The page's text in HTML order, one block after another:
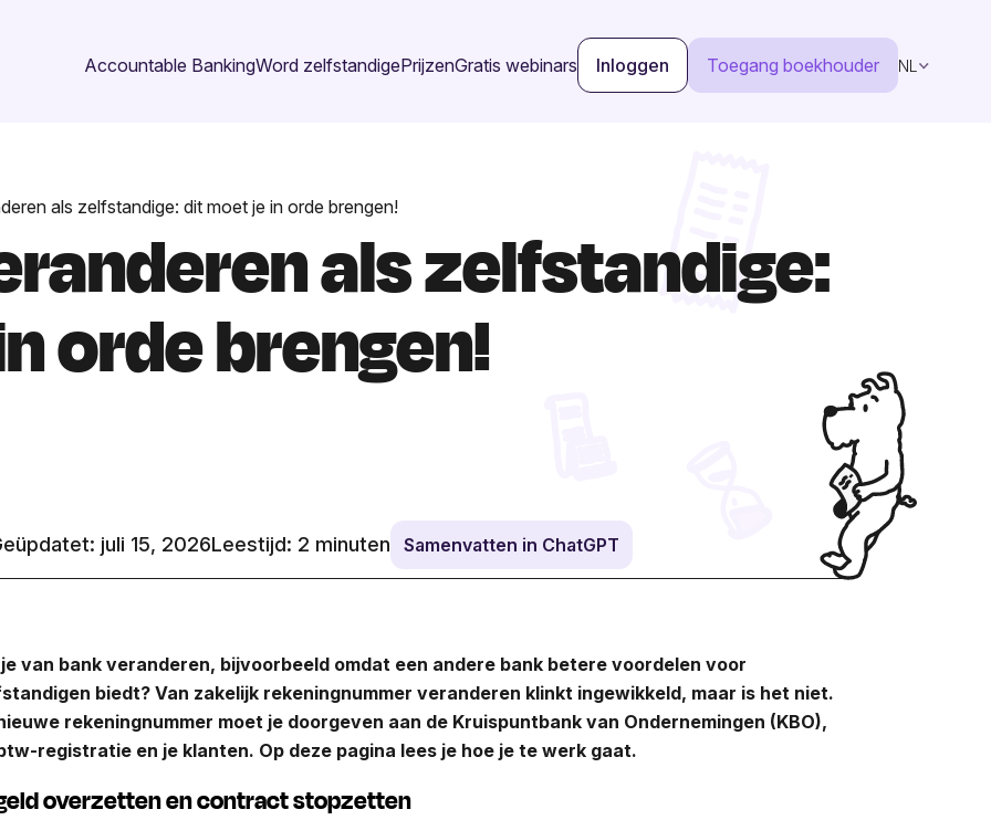
Accountable BankingWord zelfstandigePrijzenGratis webinars Inloggen Toegang boekhouder NL
als zelfstandige: dit moet je in orde brengen!
als zelfstandige:
orde brengen!
juli 15, 2026Leestijd: 2 minuten Samenvatten in ChatGPT
van bank veranderen, bijvoorbeeld omdat een andere bank betere voordelen voor
biedt? Van zakelijk rekeningnummer veranderen klinkt ingewikkeld, maar is het niet.
rekeningnummer moet je doorgeven aan de Kruispuntbank van Ondernemingen (KBO),
registratie en je klanten. Op deze pagina lees je hoe je te werk gaat.
overzetten en contract stopzetten